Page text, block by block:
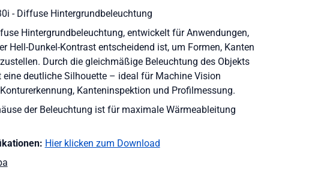
- Diffuse Hintergrundbeleuchtung
Hintergrundbeleuchtung, entwickelt für Anwendungen,
Hell-Dunkel-Kontrast entscheidend ist, um Formen, Kanten
Durch die gleichmäßige Beleuchtung des Objekts
deutliche Silhouette – ideal für Machine Vision
Kanteninspektion und Profilmessung.
der Beleuchtung ist für maximale Wärmeableitung
Hier klicken zum Download